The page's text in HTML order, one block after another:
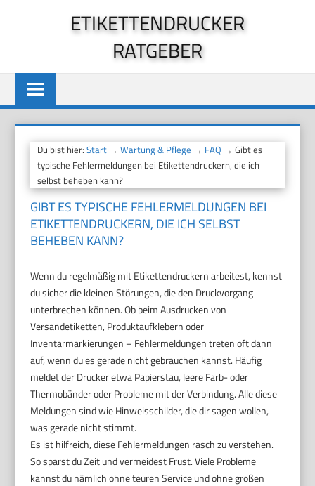
ETIKETTENDRUCKER
RATGEBER
Du bist hier:Start →Wartung & Pflege → FAQ → Gibt es
typische Fehlermeldungen bei Etikettendruckern, die ich
selbst beheben kann?
GIBT ES TYPISCHE FEHLERMELDUNGEN BEI
ETIKETTENDRUCKERN, DIE ICH SELBST
BEHEBEN KANN?
Wenn du regelmäßig mit Etikettendruckern arbeitest, kennst
du sicher die kleinen Störungen, die den Druckvorgang
unterbrechen können. Ob beim Ausdrucken von
Versandetiketten, Produktaufklebern oder
Inventarmarkierungen – Fehlermeldungen treten oft dann
auf, wenn du es gerade nicht gebrauchen kannst. Häufig
meldet der Drucker etwa Papierstau, leere Farb- oder
Thermobänder oder Probleme mit der Verbindung. Alle diese
Meldungen sind wie Hinweisschilder, die dir sagen wollen,
was gerade nicht stimmt.
Es ist hilfreich, diese Fehlermeldungen rasch zu verstehen.
So sparst du Zeit und vermeidest Frust. Viele Probleme
kannst du nämlich ohne teuren Service und ohne großen